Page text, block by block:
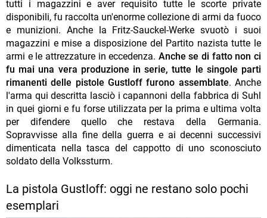
tutti i magazzini e aver requisito tutte le scorte private
disponibili, fu raccolta un'enorme collezione di armi da fuoco
e munizioni. Anche la Fritz-Sauckel-Werke svuotò i suoi
magazzini e mise a disposizione del Partito nazista tutte le
armi e le attrezzature in eccedenza. Anche se di fatto non ci
fu mai una vera produzione in serie, tutte le singole parti
rimanenti delle pistole Gustloff furono assemblate. Anche
l'arma qui descritta lasciò i capannoni della fabbrica di Suhl
in quei giorni e fu forse utilizzata per la prima e ultima volta
per difendere quello che restava della Germania.
Sopravvisse alla fine della guerra e ai decenni successivi
dimenticata nella tasca del cappotto di uno sconosciuto
soldato della Volkssturm.
La pistola Gustloff: oggi ne restano solo pochi
esemplari